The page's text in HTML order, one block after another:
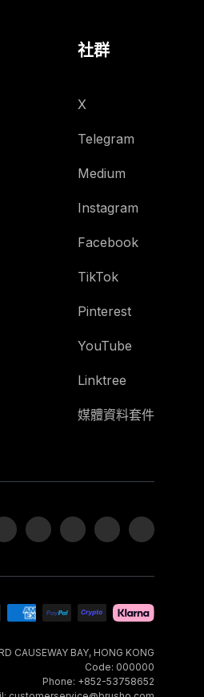
社群
X
Telegram
Medium
Instagram
Facebook
TikTok
Pinterest
YouTube
Linktree
媒體資料套件
CAUSEWAY BAY, HONG KONG
Code: 000000
Phone: +852-53758652